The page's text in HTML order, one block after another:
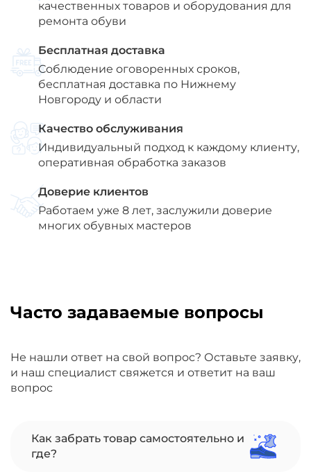
качественных товаров и оборудования для
ремонта обуви
Бесплатная доставка
Соблюдение оговоренных сроков,
бесплатная доставка по Нижнему
Новгороду и области
Качество обслуживания
Индивидуальный подход к каждому клиенту,
оперативная обработка заказов
Доверие клиентов
Работаем уже 8 лет, заслужили доверие
многих обувных мастеров
Часто задаваемые вопросы
Не нашли ответ на свой вопрос? Оставьте заявку,
и наш специалист свяжется и ответит на ваш
вопрос
Как забрать товар самостоятельно и
где?